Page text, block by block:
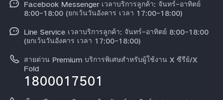
Y31 5G
สอบถามเกี่ยวกับราคาอะไหล่
การตรวจยืนยันหมายเลข IMEI
คำแนะนำเกี่ยวกับบัตรรับประกันของ vivo
ข้อมูลข่าว
สมัครงานที่ vivo
ข้อกฏหมาย
เกี่ยวกับเรา
ศูนย์ความเป็นส่วนตัวของวีโว่
Facebook Messenger เวลาบริการลูกค้า: จันทร์-อาทิตย์
8:00-18:00 (ยกเว้นวันอังคาร เวลา 17:00-18:00)
Line Service เวลาบริการลูกค้า: จันทร์-อาทิตย์ 8:00-18:00
(ยกเว้นวันอังคาร เวลา 17:00-18:00)
สายด่วน Premium บริการพิเศษสำหรับผู้ใช้งาน X ซีรีย์/X
Fold
1800017501